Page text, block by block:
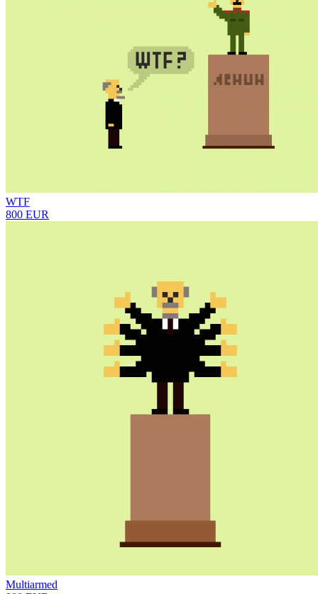
WTF
800 EUR
Multiarmed